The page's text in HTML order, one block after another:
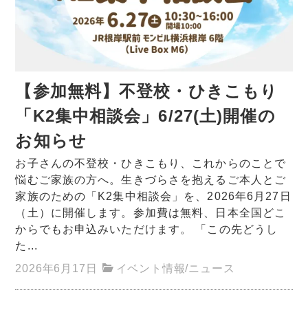
【参加無料】不登校・ひきこもり
「K2集中相談会」6/27(土)開催の
お知らせ
お子さんの不登校・ひきこもり、これからのことで
悩むご家族の方へ。生きづらさを抱えるご本人とご
家族のための「K2集中相談会」を、2026年6月27日
（土）に開催します。参加費は無料、日本全国どこ
からでもお申込みいただけます。 「この先どうし
た...
2026年6月17日
イベント情報/ニュース